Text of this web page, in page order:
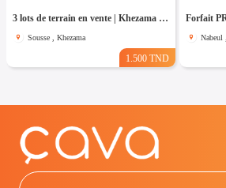
3 lots de terrain en vente | Khezama Jawhara Sousse
Sousse , Khezama
1.500 TND
Nabeul